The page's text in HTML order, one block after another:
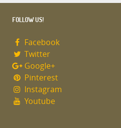
FOLLOW US!
Facebook
Twitter
Google+
Pinterest
Instagram
Youtube